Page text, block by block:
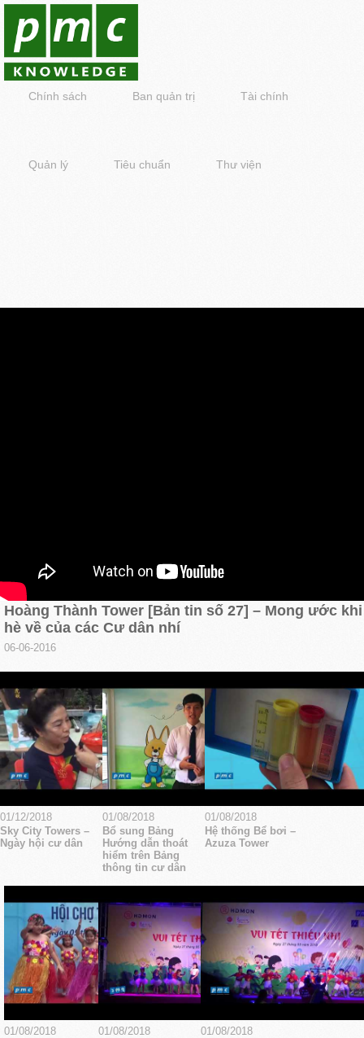
Chính sách Ban quản trị Tài chính
Quản lý Tiêu chuẩn Thư viện
Hoàng Thành Tower [Bản tin số 27] – Mong ước khi
hè về của các Cư dân nhí
06-06-2016
01/12/2018
Sky City Towers –
Ngày hội cư dân
01/08/2018
Bổ sung Bảng
Hướng dẫn thoát
hiểm trên Bảng
thông tin cư dân
01/08/2018
Hệ thống Bể bơi –
Azuza Tower
01/08/2018
01/08/2018
01/08/2018